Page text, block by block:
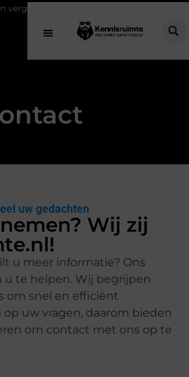
uw gedachten
Wij zij
u meer informatie? Ons
u te helpen. Wij begrijpen
om snel en efficiënt
uw vragen, daarom bieden
om contact met ons op te